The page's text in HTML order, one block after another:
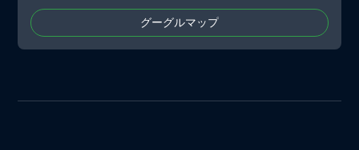
グーグルマップ